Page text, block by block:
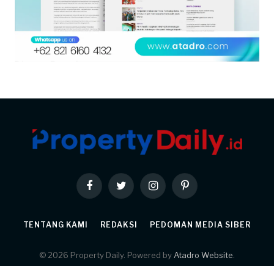
FacebookTwitter InstagramPinterest
TENTANG KAMI REDAKSI PEDOMAN MEDIA SIBER
© 2026 Property Daily. Powered by Atadro Website